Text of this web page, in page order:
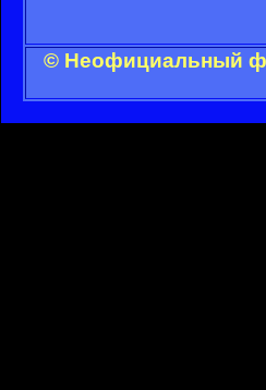
© Неофициальный